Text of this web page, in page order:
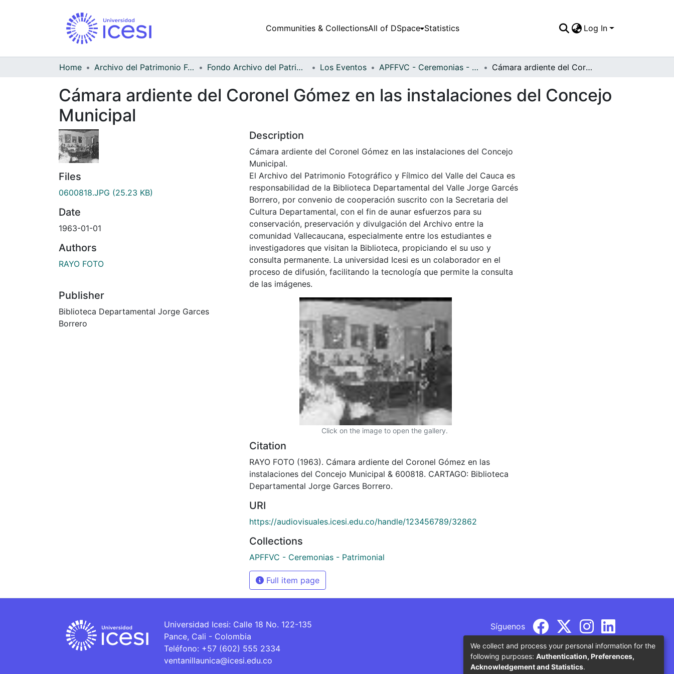
Communities & CollectionsAll of DSpace Statistics Log In
Home Archivo del Patrimonio Fotográfico y Fílmico del Valle del Cauca Fondo Archivo del Patrimonio Fotográfico y Fílmico del Valle del Cauca Los Eventos APFFVC - Ceremonias - Patrimonial Cámara ardiente del Coronel Gómez en las instalaciones del Concejo Municipal
Cámara ardiente del Coronel Gómez en las instalaciones del Concejo
Municipal
Files
0600818.JPG (25.23 KB)
Date
1963-01-01
Authors
RAYO FOTO
Publisher
Biblioteca Departamental Jorge Garces
Borrero
Description
Cámara ardiente del Coronel Gómez en las instalaciones del Concejo
Municipal.
El Archivo del Patrimonio Fotográfico y Fílmico del Valle del Cauca es
responsabilidad de la Biblioteca Departamental del Valle Jorge Garcés
Borrero, por convenio de cooperación suscrito con la Secretaria del
Cultura Departamental, con el fin de aunar esfuerzos para su
conservación, preservación y divulgación del Archivo entre la
comunidad Vallecaucana, especialmente entre los estudiantes e
investigadores que visitan la Biblioteca, propiciando el su uso y
consulta permanente. La universidad Icesi es un colaborador en el
proceso de difusión, facilitando la tecnología que permite la consulta
de las imágenes.
Click on the image to open the gallery.
Citation
RAYO FOTO (1963). Cámara ardiente del Coronel Gómez en las
instalaciones del Concejo Municipal & 600818. CARTAGO: Biblioteca
Departamental Jorge Garces Borrero.
URI
https://audiovisuales.icesi.edu.co/handle/123456789/32862
Collections
APFFVC - Ceremonias - Patrimonial
Full item page
Universidad Icesi: Calle 18 No. 122-135
Pance, Cali - Colombia
Teléfono: +57 (602) 555 2334
ventanillaunica@icesi.edu.co
Síguenos
We collect and process your personal information for the
following purposes: Authentication, Preferences,
Acknowledgement and Statistics.